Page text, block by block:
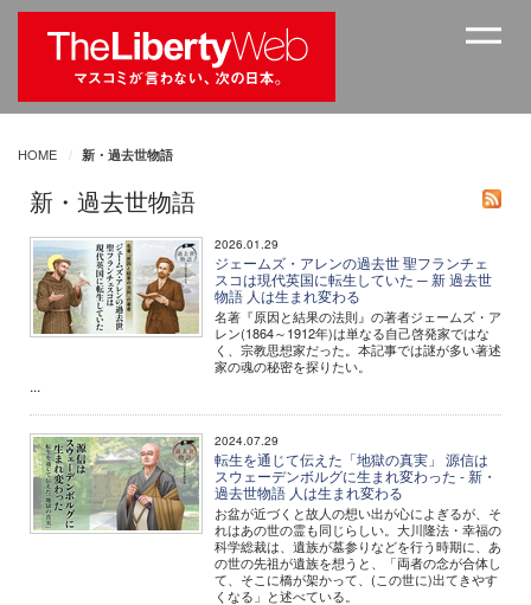
HOME 新・過去世物語
新・過去世物語
2026.01.29
ジェームズ・アレンの過去世 聖フランチェ
スコは現代英国に転生していた ─ 新 過去世
物語 人は生まれ変わる
名著『原因と結果の法則』の著者ジェームズ・ア
レン(1864～1912年)は単なる自己啓発家ではな
く、宗教思想家だった。本記事では謎が多い著述
家の魂の秘密を探りたい。
...
2024.07.29
転生を通じて伝えた「地獄の真実」 源信は
スウェーデンボルグに生まれ変わった - 新・
過去世物語 人は生まれ変わる
お盆が近づくと故人の想い出が心によぎるが、そ
れはあの世の霊も同じらしい。大川隆法・幸福の
科学総裁は、遺族が墓参りなどを行う時期に、あ
の世の先祖が遺族を想うと、「両者の念が合体し
て、そこに橋が架かって、(この世に)出てきやす
くなる」と述べている。